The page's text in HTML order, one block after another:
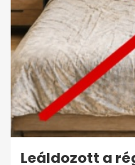
Leáldozott a